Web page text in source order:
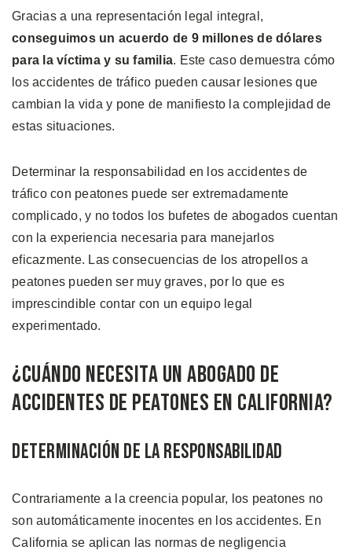
Gracias a una representación legal integral,
conseguimos un acuerdo de 9 millones de dólares
para la víctima y su familia. Este caso demuestra cómo
los accidentes de tráfico pueden causar lesiones que
cambian la vida y pone de manifiesto la complejidad de
estas situaciones.
Determinar la responsabilidad en los accidentes de
tráfico con peatones puede ser extremadamente
complicado, y no todos los bufetes de abogados cuentan
con la experiencia necesaria para manejarlos
eficazmente. Las consecuencias de los atropellos a
peatones pueden ser muy graves, por lo que es
imprescindible contar con un equipo legal
experimentado.
¿Cuándo Necesita un Abogado de
Accidentes de Peatones en California?
Determinación de la Responsabilidad
Contrariamente a la creencia popular, los peatones no
son automáticamente inocentes en los accidentes. En
California se aplican las normas de negligencia